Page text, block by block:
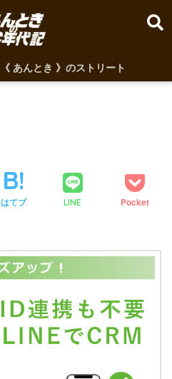
《 あんとき 》のストリート
はてブ LINE Pocket